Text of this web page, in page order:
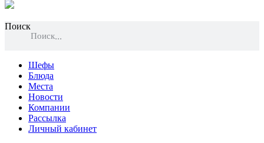
Поиск
Поиск
Шефы
Блюда
Места
Новости
Компании
Рассылка
Личный кабинет